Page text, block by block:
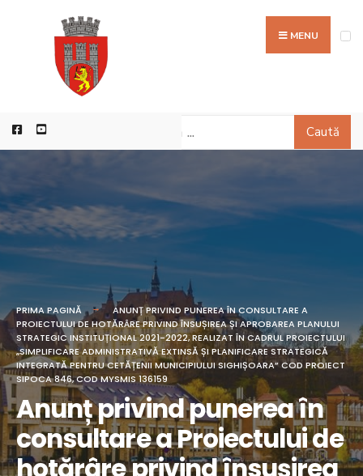
MENU
Caută
PRIMA PAGINĂ
ANUNȚ PRIVIND PUNEREA ÎN CONSULTARE A
PROIECTULUI DE HOTĂRÂRE PRIVIND ÎNSUȘIREA ȘI APROBAREA PLANULUI
STRATEGIC INSTITUȚIONAL 2021-2022, REALIZAT ÎN CADRUL PROIECTULUI
„SIMPLIFICARE ADMINISTRATIVĂ EXTINSĂ ȘI PLANIFICARE STRATEGICĂ
INTEGRATĂ PENTRU CETĂȚENII MUNICIPIULUI SIGHIȘOARA” COD PROIECT
SIPOCA 846, COD MYSMIS 136159
Anunț privind punerea în
consultare a Proiectului de
hotărâre privind însușirea